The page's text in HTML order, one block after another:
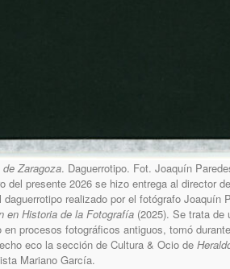
Zaragoza. Daguerrotipo. Fot. Joaquín
del presente 2026 se hizo entrega al director
realizado por el fotógrafo Joaquín
en Historia de la Fotografía (2025). Se trata de
procesos fotográficos antiguos, tomó
eco la sección de Cultura & Ocio de
Mariano García.